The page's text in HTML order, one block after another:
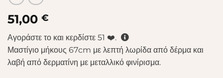
51,00 €
Αγοράστε το και κερδίστε 51 ❤️.
Μαστίγιο μήκους 67cm με λεπτή λωρίδα από δέρμα και
λαβή από δερματίνη με μεταλλικό φινίρισμα.